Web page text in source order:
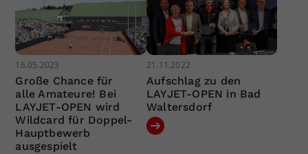
16.05.2023
Große Chance für
alle Amateure! Bei
LAYJET-OPEN wird
Wildcard für Doppel-
Hauptbewerb
ausgespielt
21.11.2022
Aufschlag zu den
LAYJET-OPEN in Bad
Waltersdorf